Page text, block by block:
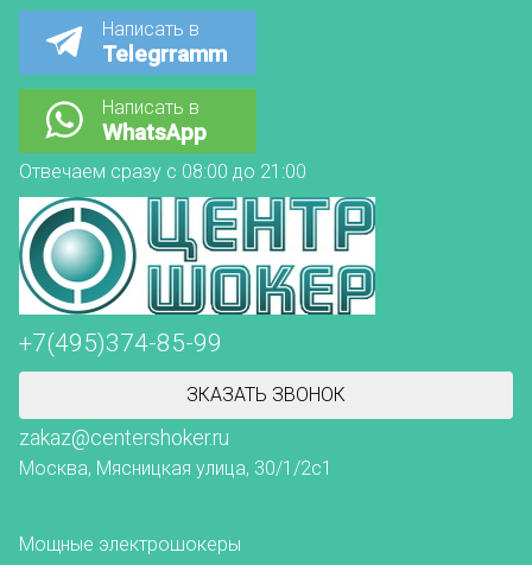
+7(495)374-85-99
ЗКАЗАТЬ ЗВОНОК
zakaz@centershoker.ru
Москва, Мясницкая улица, 30/1/2с1
Написать в
Telegrramm
Написать в
WhatsApp
Отвечаем сразу с 08:00 до 21:00
Мощные электрошокеры